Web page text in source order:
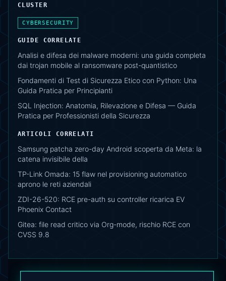
CLUSTER
CYBERSECURITY
GUIDE CORRELATE
Analisi e difesa dei malware moderni: una guida completa
dai trojan mobile al ransomware post-quantistico
Fondamenti di Test di Sicurezza Etico con Python: Una
Guida Pratica per Principianti
SQL Injection: Anatomia, Rilevazione e Difesa — Guida
Pratica per Professionisti della Sicurezza
ARTICOLI CORRELATI
Samsung patcha zero-day Android scoperta da Meta: la
catena invisibile della
TP-Link Omada: 15 flaw nel provisioning automatico
aprono le reti aziendali
ZDI-26-520: RCE pre-auth su controller ricarica EV
Phoenix Contact
Gitea: file read critico via Org-mode, rischio RCE con
CVSS 9.8